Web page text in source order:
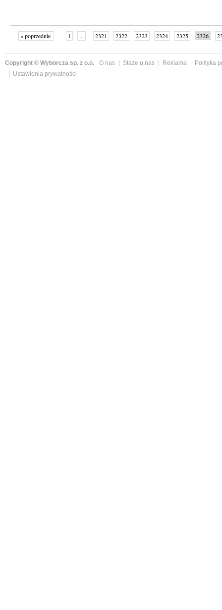
« poprzednie 1 ... 2321 2322 2323 2324 2325 2326
Copyright © Wyborcza sp. z o.o. O nas Staże u nas Reklama
Polityka
Ustawienia prywatności